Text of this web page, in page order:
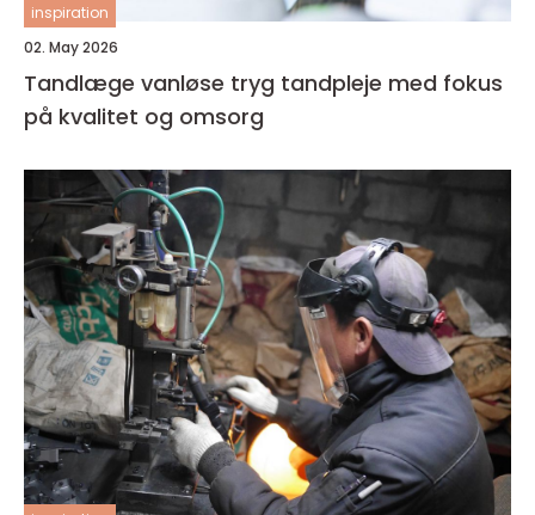
inspiration
02. May 2026
Tandlæge vanløse tryg tandpleje med fokus
på kvalitet og omsorg